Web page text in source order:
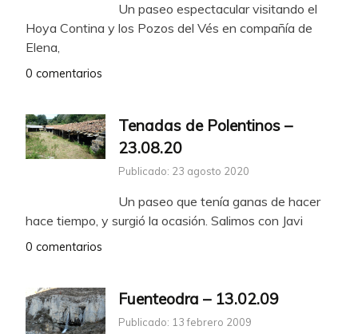
Un paseo espectacular visitando el
Hoya Contina y los Pozos del Vés en compañía de
Elena,
0 comentarios
Tenadas de Polentinos –
23.08.20
Publicado: 23 agosto 2020
Un paseo que tenía ganas de hacer
hace tiempo, y surgió la ocasión. Salimos con Javi
0 comentarios
Fuenteodra – 13.02.09
Publicado: 13 febrero 2009